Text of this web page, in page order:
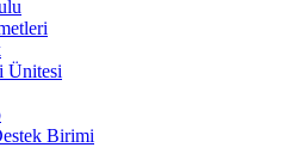
Ünitesi
Birimi